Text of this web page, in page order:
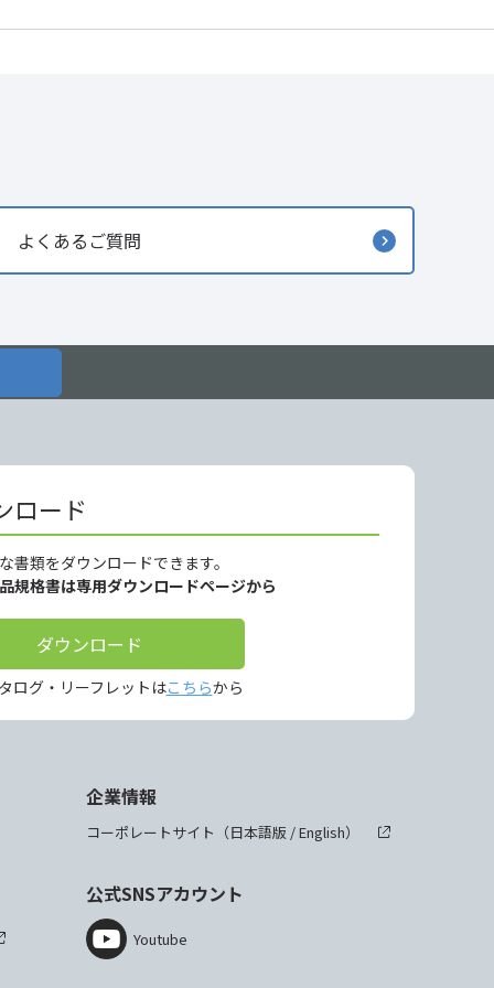
よくあるご質問
ロード
書類をダウンロードできます。
規格書は専用ダウンロードページから
ダウンロード
ログ・リーフレットはこちらから
企業情報
コーポレートサイト（日本語版 /English）
公式SNSアカウント
Youtube